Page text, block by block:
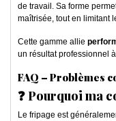
de travail. Sa forme
maîtrisée, tout en limitant
Cette gamme allie
un résultat professionnel
FAQ – Problèmes
❓ Pourquoi ma
Le fripage est